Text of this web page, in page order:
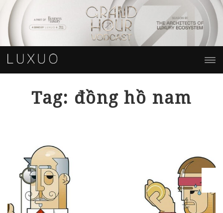
Tag: đồng hồ nam